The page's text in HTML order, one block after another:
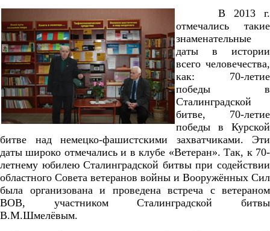
В 2013 г.
отмечались такие
знаменательные
даты в истории
всего человечества,
как: 70-летие
победы в
Сталинградской
битве, 70-летие
победы в Курской
битве над немецко-фашистскими захватчиками. Эти
даты широко отмечались и в клубе «Ветеран». Так, к 70-
летнему юбилею Сталинградской битвы при содействии
областного Совета ветеранов войны и Вооружённых Сил
была организована и проведена встреча с ветераном
ВОВ, участником Сталинградской битвы
В.М.Шмелёвым.